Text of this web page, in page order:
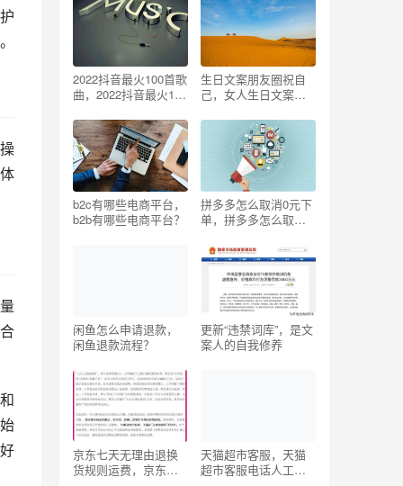
2022抖音最火100首歌
曲，2022抖音最火100
生日文案朋友圈祝自
己，女人生日文案朋
b2c有哪些电商平台，
b2b有哪些电商平台？
拼多多怎么取消0元下
单，拼多多怎么取消0
款？
闲鱼怎么申请退款，
闲鱼退款流程？
更新“违禁词库”，是文
案人的自我修养
京东七天无理由退换
货规则运费，京东七
天猫超市客服，天猫
超市客服电话人工服